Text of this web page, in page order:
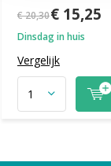
€ 20,30€ 15,25
Dinsdag in huis
Vergelijk